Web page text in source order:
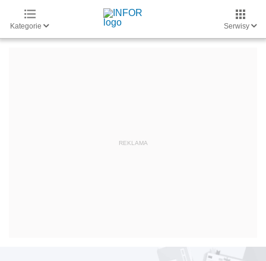
Kategorie Serwisy